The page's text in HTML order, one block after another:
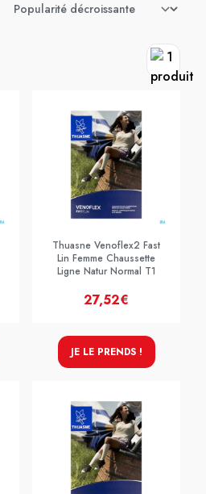
Thuasne Venoflex2 Fast
Lin Femme Chaussette
Ligne Natur Normal T1
27,52€
JE LE PRENDS !